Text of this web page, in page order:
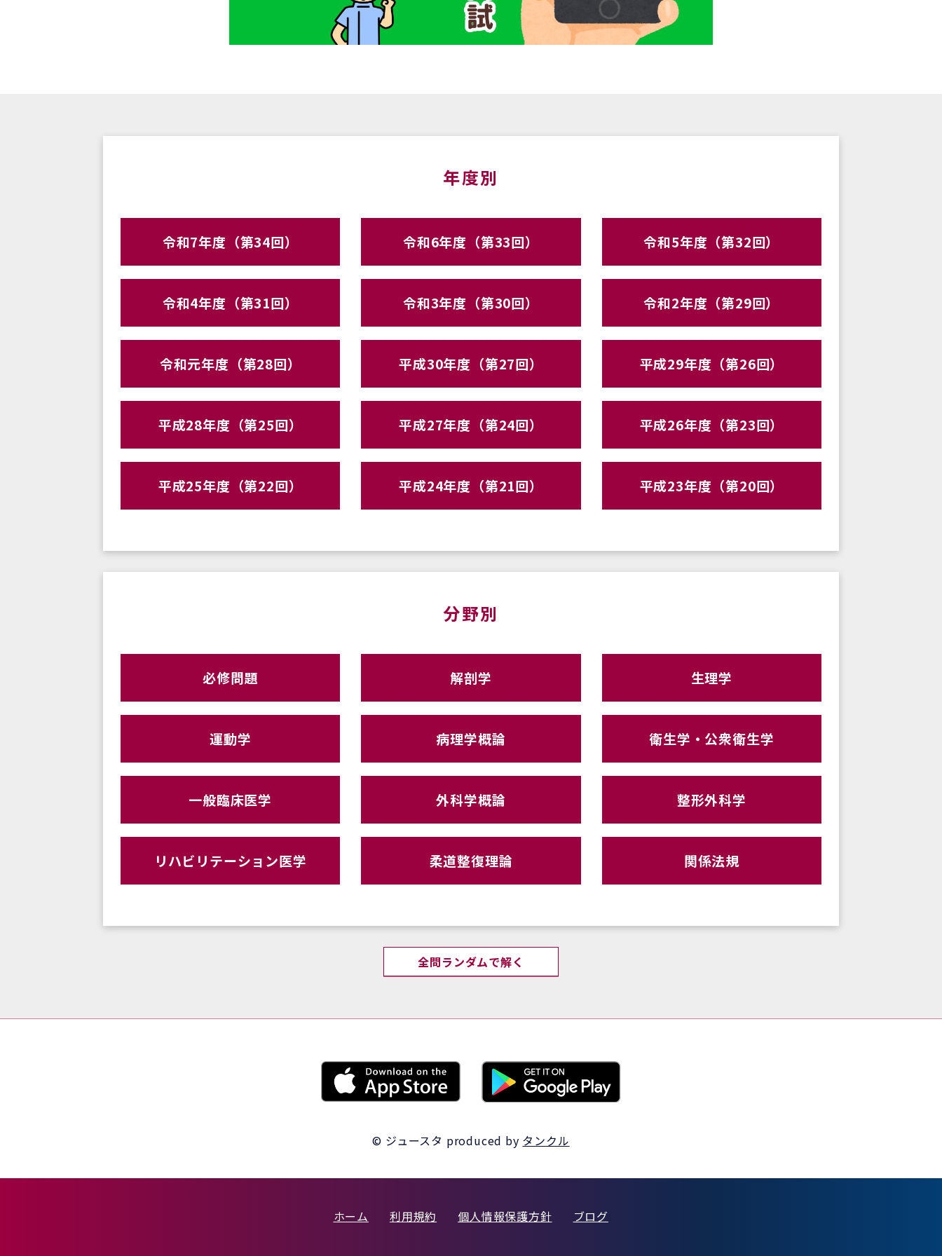
年度別
令和7年度（第34回） 令和6年度（第33回） 令和5年度（第32回）
令和4年度（第31回） 令和3年度（第30回） 令和2年度（第29回）
令和元年度（第28回） 平成30年度（第27回） 平成29年度（第26回）
平成28年度（第25回） 平成27年度（第24回） 平成26年度（第23回）
平成25年度（第22回） 平成24年度（第21回） 平成23年度（第20回）
分野別
必修問題 解剖学 生理学
運動学 病理学概論 衛生学・公衆衛生学
一般臨床医学 外科学概論 整形外科学
リハビリテーション医学 柔道整復理論 関係法規
全問ランダムで解く
© ジュースタ produced by タンクル
ホーム 利用規約 個人情報保護方針 ブログ